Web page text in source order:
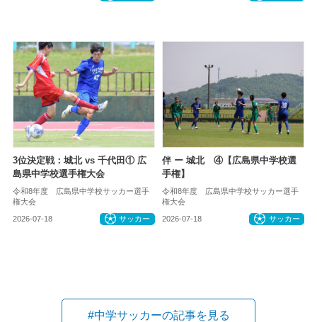
3位決定戦：城北 vs 千代田① 広
島県中学校選手権大会
令和8年度 広島県中学校サッカー選手
権大会
2026-07-18 サッカー
伴 ー 城北 ④【広島県中学校選
手権】
令和8年度 広島県中学校サッカー選手
権大会
2026-07-18 サッカー
#中学サッカーの記事を見る